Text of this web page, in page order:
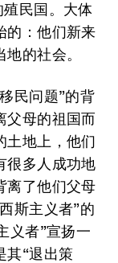
民国。大体
的：他们新来
的社会。
民问题”的背
父母的祖国而
土地上，他们
很多人成功地
离了他们父母
斯主义者”的
义者”宣扬一
其“退出策